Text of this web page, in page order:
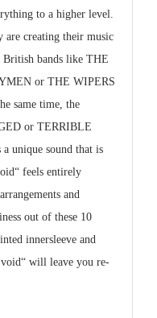
to a higher level.
are creating their music
British bands like THE
or THE WIPERS
same time, the
or TERRIBLE
unique sound that is
feels entirely
and
out of these 10
innersleeve and
will leave you re-